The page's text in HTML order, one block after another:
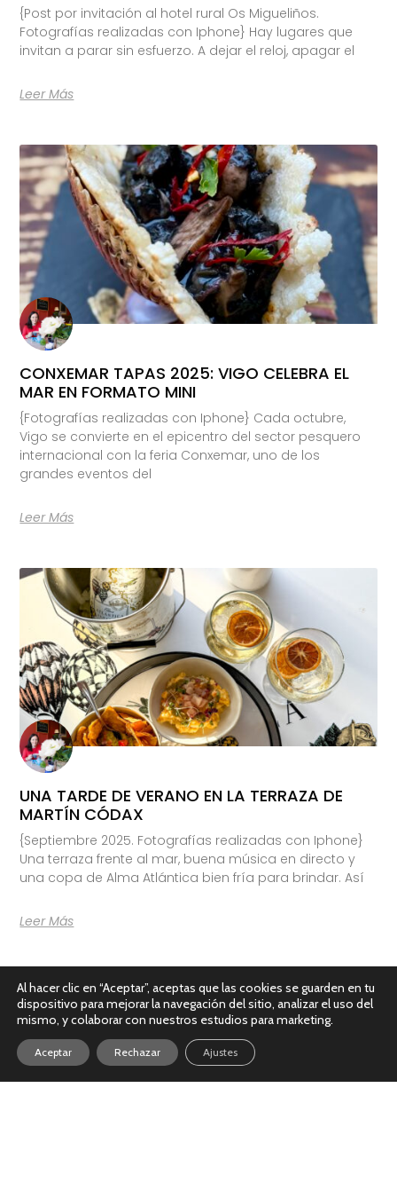
{Post por invitación al hotel rural Os Migueliños.
Fotografías realizadas con Iphone} Hay lugares que
invitan a parar sin esfuerzo. A dejar el reloj, apagar el
Leer Más
CONXEMAR TAPAS 2025: VIGO CELEBRA EL
MAR EN FORMATO MINI
{Fotografías realizadas con Iphone} Cada octubre,
Vigo se convierte en el epicentro del sector pesquero
internacional con la feria Conxemar, uno de los
grandes eventos del
Leer Más
UNA TARDE DE VERANO EN LA TERRAZA DE
MARTÍN CÓDAX
{Septiembre 2025. Fotografías realizadas con Iphone}
Una terraza frente al mar, buena música en directo y
una copa de Alma Atlántica bien fría para brindar. Así
Leer Más
Al hacer clic en “Aceptar”, aceptas que las cookies se guarden en tu
dispositivo para mejorar la navegación del sitio, analizar el uso del
mismo, y colaborar con nuestros estudios para marketing.
Aceptar Rechazar Ajustes